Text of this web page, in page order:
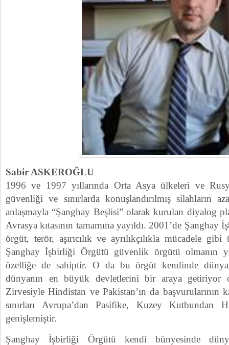
Sabir ASKEROĞLU
1996 ve 1997 yıllarında Orta Asya ülkeleri ve
güvenliği ve sınırlarda konuşlandırılmış silahların
anlaşmayla “Şanghay Beşlisi” olarak kurulan diyalog
Avrasya kıtasının tamamına yayıldı. 2001’de
örgüt, terör, aşırıcılık ve ayrılıkçılıkla mücadele
Şanghay İşbirliği Örgütü güvenlik örgütü olmanın
özelliğe de sahiptir. O da bu örgüt kendinde
dünyanın en büyük devletlerini bir araya getiriyor
Zirvesiyle Hindistan ve Pakistan’ın da başvurularının
sınırları Avrupa’dan Pasifike, Kuzey Kutbundan
genişlemiştir.
Şanghay İşbirliği Örgütü kendi bünyesinde